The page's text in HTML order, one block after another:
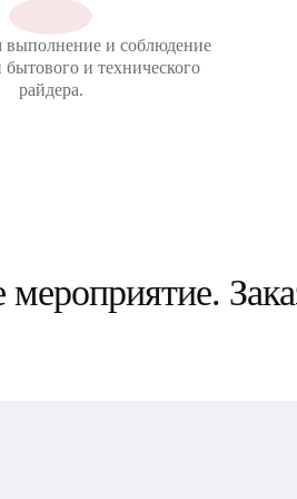
выполнение и соблюдение
бытового и технического
райдера.